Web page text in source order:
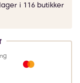
i 116 butikker